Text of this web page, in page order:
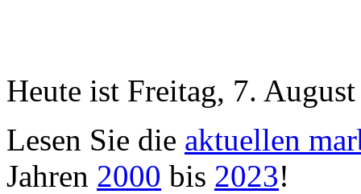
Heute ist Freitag, 7.
Lesen Sie die aktuellen
Jahren 2000 bis 2023!